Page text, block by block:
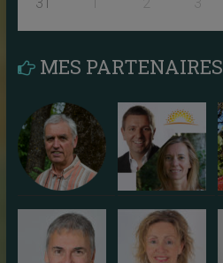
MES PARTENAIRES